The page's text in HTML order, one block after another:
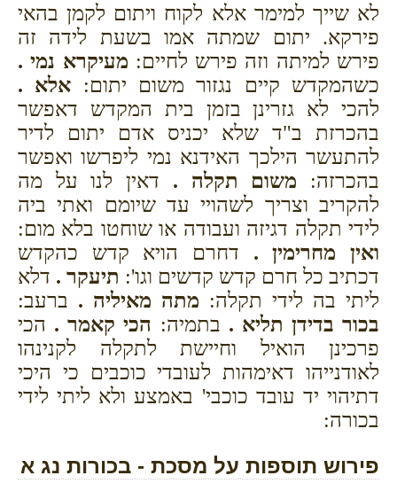
לא שייך למימר אלא לקוח ויתום לקמן בהאי
פירקא. יתום שמתה אמו בשעת לידה זה
פירש למיתה וזה פירש לחיים: מעיקרא נמי .
כשהמקדש קיים נגזור משום יתום: אלא .
להכי לא גזרינן בזמן בית המקדש דאפשר
בהכרזת ב"ד שלא יכניס אדם יתום לדיר
להתעשר הילכך האידנא נמי ליפרשו ואפשר
בהכרזה: משום תקלה . דאין לנו על מה
להקריב וצריך לשהויי עד שיומם ואתי ביה
לידי תקלה דגיזה ועבודה או שוחטו בלא מום:
ואין מחרימין . דחרם הויא קדש כהקדש
דכתיב כל חרם קדש קדשים וגו': תיעקר . דלא
ליתי בה לידי תקלה: מתה מאיליה . ברעב:
בכור בדידן תליא . בתמיה: הכי קאמר . הכי
פרכינן הואיל וחיישת לתקלה לקנינהו
לאודנייהו דאימהות לעובדי כוכבים כי היכי
דתיהוי יד עובד כוכבי' באמצע ולא ליתי לידי
בכורה:
פירוש תוספות על מסכת - בכורות נג א